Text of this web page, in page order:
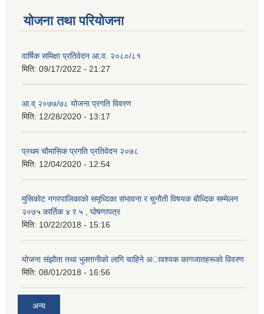
योजना तथा परियोजना
वार्षिक समिक्षा प्रतिवेदन आ.व. २०८०/८१
मिति: 09/17/2022 - 21:27
आ.व् २०७७/७८ योजना प्रगति विवरण
मिति: 12/28/2020 - 13:17
प्रथम चाैमासिक प्रगति प्रतिवेदन २०७८
मिति: 12/04/2020 - 12:54
मुसिकाेट नगरपालिकाकाे समृध्दिका संभावना र चुनाैती विषयक बाैध्दिक सम्मेलन
२०७५ कार्तिक ४ र ५ , घाेषणापत्र
मिति: 10/22/2018 - 15:16
याेजना संझाैता तथा भुक्तानीकाे लागि चाहिने अावश्यक कागजातहरूकाे विवरण
मिति: 08/01/2018 - 16:56
अन्य